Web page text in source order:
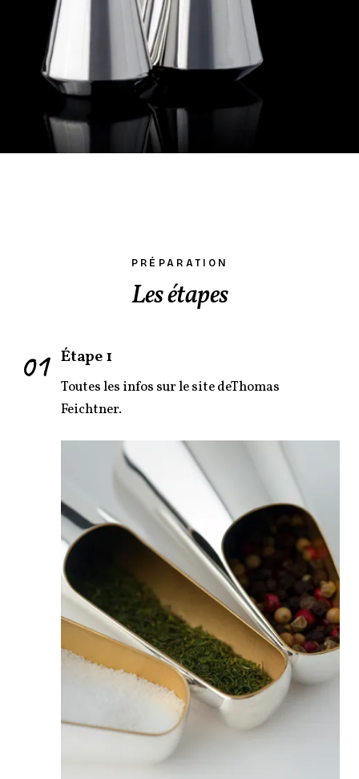
PRÉPARATION
Les étapes
01 Étape 1
Toutes les infos sur le site deThomas
Feichtner.